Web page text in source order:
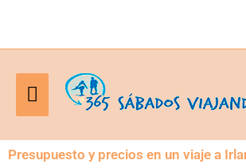
Menú
principal
Presupuesto y precios en un viaje a